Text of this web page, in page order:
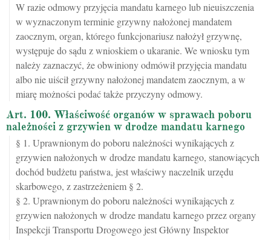
W razie odmowy przyjęcia mandatu karnego lub nieuiszczenia
w wyznaczonym terminie grzywny nałożonej mandatem
zaocznym, organ, którego funkcjonariusz nałożył grzywnę,
występuje do sądu z wnioskiem o ukaranie. We wniosku tym
należy zaznaczyć, że obwiniony odmówił przyjęcia mandatu
albo nie uiścił grzywny nałożonej mandatem zaocznym, a w
miarę możności podać także przyczyny odmowy.
Art. 100. Właściwość organów w sprawach poboru
należności z grzywien w drodze mandatu karnego
§ 1. Uprawnionym do poboru należności wynikających z
grzywien nałożonych w drodze mandatu karnego, stanowiących
dochód budżetu państwa, jest właściwy naczelnik urzędu
skarbowego, z zastrzeżeniem § 2.
§ 2. Uprawnionym do poboru należności wynikających z
grzywien nałożonych w drodze mandatu karnego przez organy
Inspekcji Transportu Drogowego jest Główny Inspektor